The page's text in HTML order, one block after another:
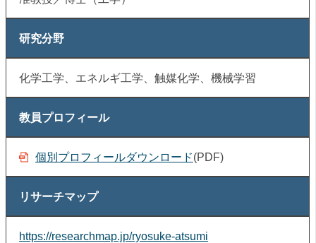
研究分野
化学工学、エネルギ工学、触媒化学、機械学習
教員プロフィール
個別プロフィールダウンロード(PDF)
リサーチマップ
https://researchmap.jp/ryosuke-atsumi